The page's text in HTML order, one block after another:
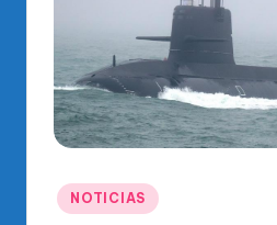
di
o
O
Publicado
en
NOTICIAS